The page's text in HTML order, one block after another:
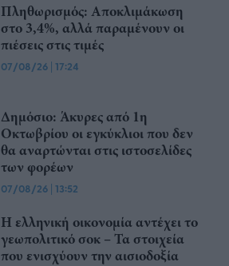
Πληθωρισμός: Αποκλιμάκωση
στο 3,4%, αλλά παραμένουν οι
πιέσεις στις τιμές
07/08/26 | 17:24
Δημόσιο: Άκυρες από 1η
Οκτωβρίου οι εγκύκλιοι που δεν
θα αναρτώνται στις ιστοσελίδες
των φορέων
07/08/26 | 13:52
Η ελληνική οικονομία αντέχει το
γεωπολιτικό σοκ – Τα στοιχεία
που ενισχύουν την αισιοδοξία